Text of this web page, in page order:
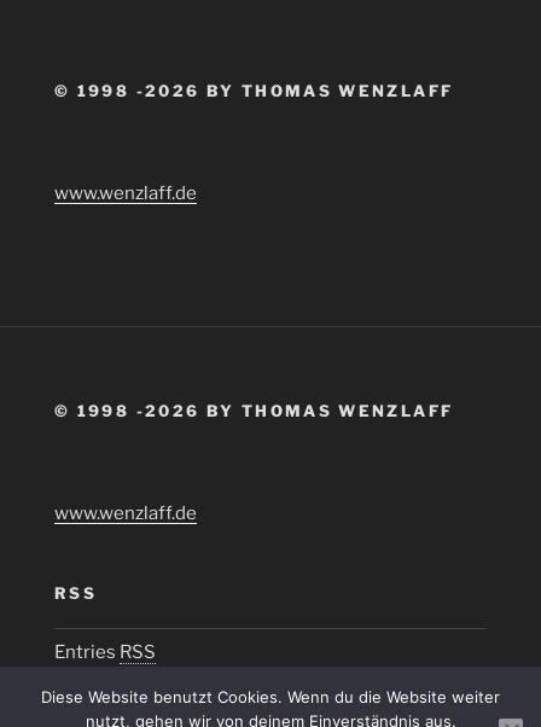
© 1998 -2026 BY THOMAS WENZLAFF
www.wenzlaff.de
© 1998 -2026 BY THOMAS WENZLAFF
www.wenzlaff.de
RSS
Entries RSS
Diese Website benutzt Cookies. Wenn du die Website weiter
nutzt, gehen wir von deinem Einverständnis aus.